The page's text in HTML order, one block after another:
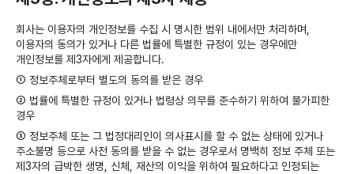
회사는 이용자의 개인정보를 수집 시 명시한 범위 내에서만 처리하며,
이용자의 동의가 있거나 다른 법률에 특별한 규정이 있는 경우에만
개인정보를 제3자에게 제공합니다.
① 정보주체로부터 별도의 동의를 받은 경우
② 법률에 특별한 규정이 있거나 법령상 의무를 준수하기 위하여 불가피한
경우
③ 정보주체 또는 그 법정대리인이 의사표시를 할 수 없는 상태에 있거나
주소불명 등으로 사전 동의를 받을 수 없는 경우로서 명백히 정보 주체 또는
제3자의 급박한 생명, 신체, 재산의 이익을 위하여 필요하다고 인정되는